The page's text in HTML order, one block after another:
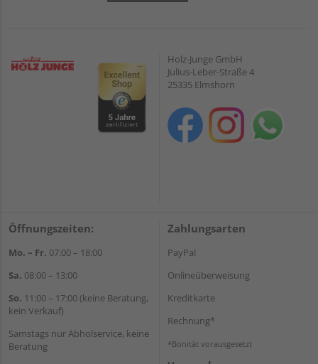
Holz-Junge GmbH
Julius-Leber-Straße 4
25335 Elmshorn
Öffnungszeiten:
Mo. – Fr. 07:00 – 18:00
Sa. 08:00 – 13:00
So. 11:00 – 17:00 (keine Beratung,
kein Verkauf)
Samstags nur Abholservice, keine
Beratung
Zahlungsarten
PayPal
Onlineüberweisung
Kreditkarte
Rechnung*
*Bonität vorausgesetzt